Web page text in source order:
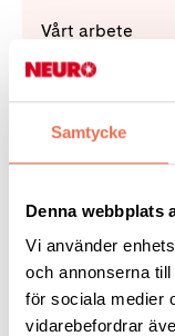
Samtycke
Denna webbplats
Vi använder
och annonserna
för sociala medier
vidarebefordrar
Vårt arbete
Förening